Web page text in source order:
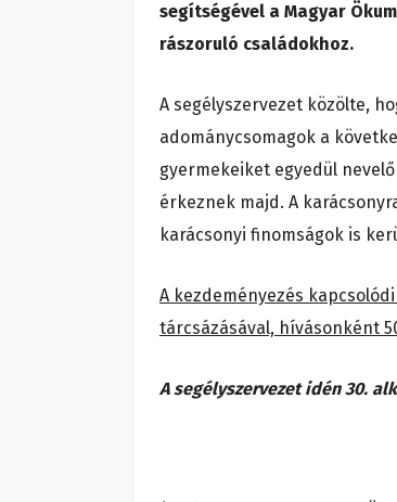
segítségével a Magyar
rászoruló családokhoz.
A segélyszervezet közölte,
adománycsomagok a
gyermekeiket egyedül
érkeznek majd. A
karácsonyi finomságok is
A kezdeményezés
tárcsázásával, hívásonként
A segélyszervezet idén 30.